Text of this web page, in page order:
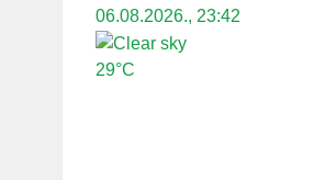
06.08.2026., 23:42
29°C